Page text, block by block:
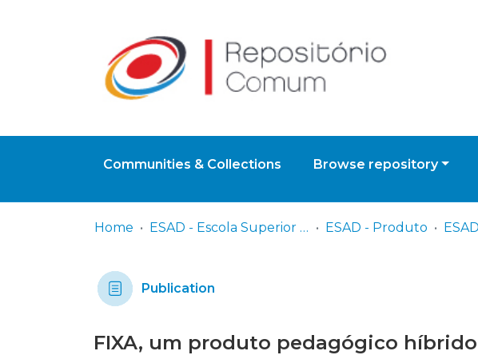
Communities & Collections Browse repository
Home ESAD - Escola Superior de Artes e Design ESAD - Produto
Publication
FIXA, um produto pedagógico